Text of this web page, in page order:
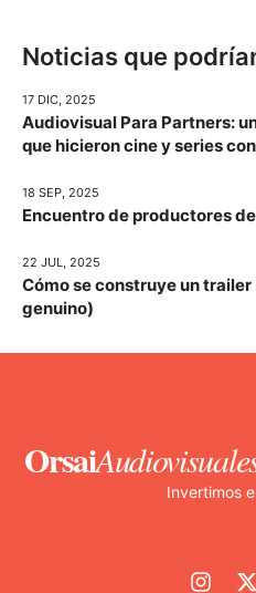
Noticias que
17 DIC, 2025
Audiovisual Para Partners:
que hicieron cine y series
18 SEP, 2025
Encuentro de productores
22 JUL, 2025
Cómo se construye un
genuino)
Orsai
Invertimos